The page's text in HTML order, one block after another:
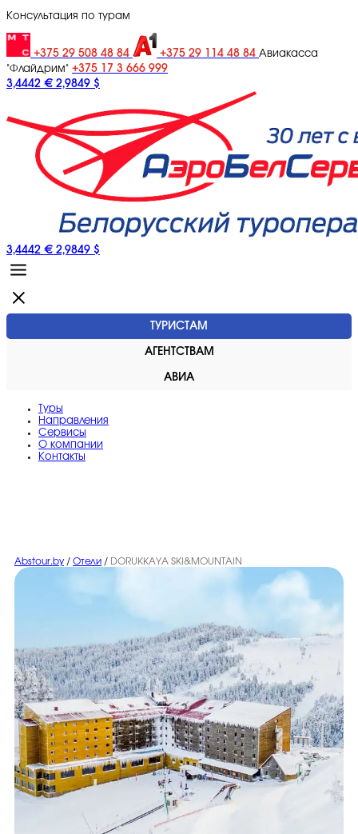
Консультация по турам
+375 29 508 48 84 +375 29 114 48 84 Авиакасса
"Флайдрим" +375 17 3 666 999
3,4442 € 2,9849 $
3,4442 € 2,9849 $
ТУРИСТАМ
АГЕНТСТВАМ
АВИА
Туры
Направления
Сервисы
O компании
Контакты
Abstour.by / Отели / DORUKKAYA SKI&MOUNTAIN